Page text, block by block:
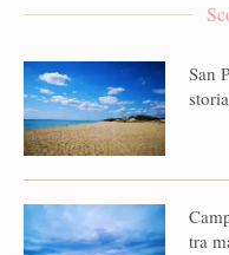
San
tra